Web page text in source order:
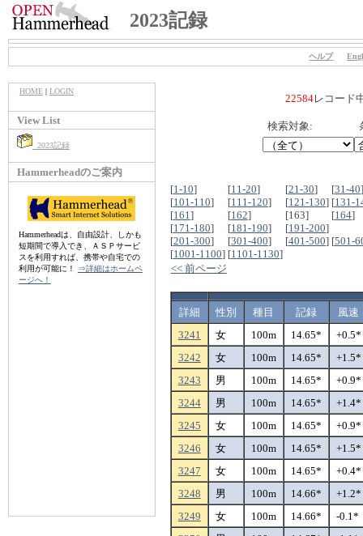
2023記録
ヘルプ
HOME| LOGIN
View List
2023記録
Hammerheadのご案内
Hammerheadは、自由設計、しかも
短期間で導入でき、ＡＳＰサービ
スを利用すれば、携帯や自宅での
利用が可能に！
⇒詳細はホームペ
ージへ！
22584レコード
検索対象:
[1-10] [11-20] [21-30] [31-40
[101-110] [111-120] [121-130] [131-
[161] [162] [163] [164]
[171-180] [181-190] [191-200]
[201-300] [301-400] [401-500] [501-
[1001-1100] [1101-1130]
<< 前ページ
詳細 性別 種目 記録
風速
3241
女 100m 14.65*
+0.5*
3242
女 100m 14.65*
+1.5*
3243
男 100m 14.65*
+0.9*
3244
男 100m 14.65*
+1.4*
3245
女 100m 14.65*
+0.9*
3246
女 100m 14.65*
+1.5*
3247
女 100m 14.65*
+0.4*
3248
男 100m 14.66*
+1.2*
3249
女 100m 14.66*
-0.1*